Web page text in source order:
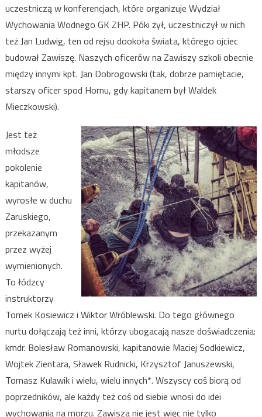
uczestniczą w konferencjach, które organizuje Wydział
Wychowania Wodnego GK ZHP. Póki żył, uczestniczył w nich
też Jan Ludwig, ten od rejsu dookoła świata, którego ojciec
budował Zawiszę. Naszych oficerów na Zawiszy szkoli obecnie
między innymi kpt. Jan Dobrogowski (tak, dobrze pamiętacie,
starszy oficer spod Hornu, gdy kapitanem był Waldek
Mieczkowski).
Jest też
młodsze
pokolenie
kapitanów,
wyrosłe w duchu
Zaruskiego,
przekazanym
przez wyżej
wymienionych.
To łódzcy
instruktorzy
Tomek Kosiewicz i Wiktor Wróblewski. Do tego głównego
nurtu dołączają też inni, którzy ubogacają nasze doświadczenia:
kmdr. Bolesław Romanowski, kapitanowie Maciej Sodkiewicz,
Wojtek Zientara, Sławek Rudnicki, Krzysztof Januszewski,
Tomasz Kulawik i wielu, wielu innych*. Wszyscy coś biorą od
poprzedników, ale każdy też coś od siebie wnosi do idei
wychowania na morzu. Zawisza nie jest więc nie tylko